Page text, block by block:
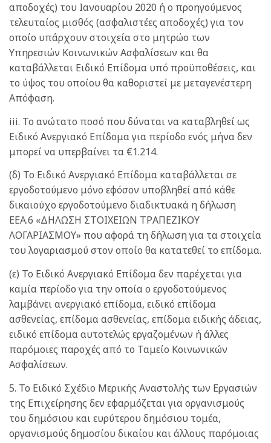
αποδοχές) του Ιανουαρίου 2020 ή ο προηγούμενος
τελευταίος μισθός (ασφαλιστέες αποδοχές) για τον
οποίο υπάρχουν στοιχεία στο μητρώο των
Υπηρεσιών Κοινωνικών Ασφαλίσεων και θα
καταβάλλεται Ειδικό Επίδομα υπό προϋποθέσεις, και
το ύψος του οποίου θα καθοριστεί με μεταγενέστερη
Απόφαση.
iii. Το ανώτατο ποσό που δύναται να καταβληθεί ως
Ειδικό Ανεργιακό Επίδομα για περίοδο ενός μήνα δεν
μπορεί να υπερβαίνει τα €1.214.
(δ) Το Ειδικό Ανεργιακό Επίδομα καταβάλλεται σε
εργοδοτούμενο μόνο εφόσον υποβληθεί από κάθε
δικαιούχο εργοδοτούμενο διαδικτυακά η δήλωση
ΕΕΑ.6 «ΔΗΛΩΣΗ ΣΤΟΙΧΕΙΩΝ ΤΡΑΠΕΖΙΚΟΥ
ΛΟΓΑΡΙΑΣΜΟΥ» που αφορά τη δήλωση για τα στοιχεία
του λογαριασμού στον οποίο θα κατατεθεί το επίδομα.
(ε) Το Ειδικό Ανεργιακό Επίδομα δεν παρέχεται για
καμία περίοδο για την οποία ο εργοδοτούμενος
λαμβάνει ανεργιακό επίδομα, ειδικό επίδομα
ασθενείας, επίδομα ασθενείας, επίδομα ειδικής άδειας,
ειδικό επίδομα αυτοτελώς εργαζομένων ή άλλες
παρόμοιες παροχές από το Ταμείο Κοινωνικών
Ασφαλίσεων.
5. Το Ειδικό Σχέδιο Μερικής Αναστολής των Εργασιών
της Επιχείρησης δεν εφαρμόζεται για οργανισμούς
του δημόσιου και ευρύτερου δημόσιου τομέα,
οργανισμούς δημοσίου δικαίου και άλλους παρόμοιας